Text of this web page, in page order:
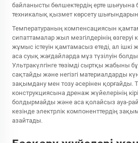
байланысты бөлшектердің ерте шығуына
техникалық қызмет көрсету
Температураның компенсациясын
сипаттамалар жыл мезгілдерінің өзгеруі
жұмыс істеуін қамтамасыз етеді, ал ішкі
аса суық жағдайларда мұз түзілуін
Ультракүлгінге төзімді сыртқы жабыны
сақтайды және негізгі материалдарды
зақымдану мен тозу әсерінен қорғайды.
конструкциясына дренаж жүйелерінің
болдырмайды және аса қолайсыз ауа-
кезінде электрлік компоненттердің
азайтады.